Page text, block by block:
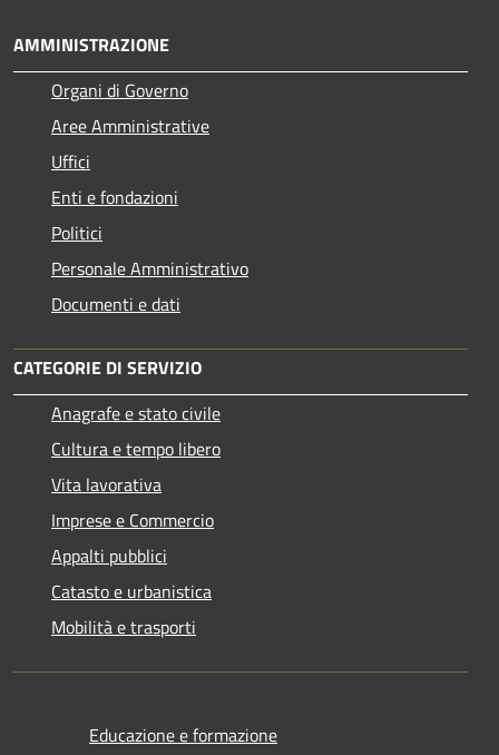
AMMINISTRAZIONE
Organi di Governo
Aree Amministrative
Uffici
Enti e fondazioni
Politici
Personale Amministrativo
Documenti e dati
CATEGORIE DI SERVIZIO
Anagrafe e stato civile
Cultura e tempo libero
Vita lavorativa
Imprese e Commercio
Appalti pubblici
Catasto e urbanistica
Mobilità e trasporti
Educazione e formazione